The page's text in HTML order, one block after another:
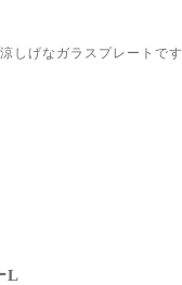
しげなガラスプレートです
L